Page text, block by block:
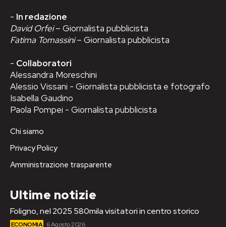
- In redazione
David Orfei– Giornalista pubblicista
Fatima Tomassini– Giornalista pubblicista
- Collaboratori
Alessandra Moreschini
Alessio Vissani - Giornalista pubblicista e fotografo
Isabella Gaudino
Paola Pompei - Giornalista pubblicista
Chi siamo
Privacy Policy
Amministrazione trasparente
Ultime notizie
Foligno, nel 2025 580mila visitatori in centro storico
ECONOMIA 6 Agosto 2026